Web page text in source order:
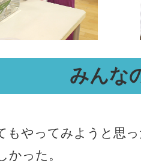
みんな
もやってみようと思
かった。